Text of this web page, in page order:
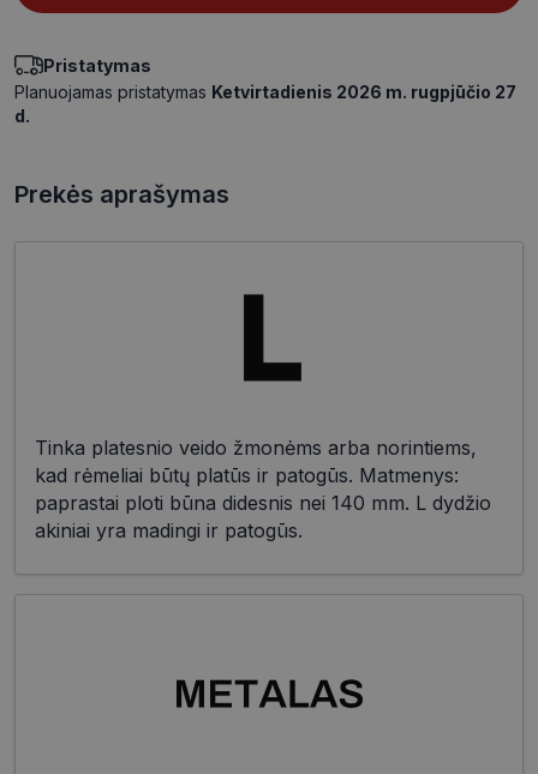
Pristatymas
Planuojamas pristatymas Ketvirtadienis 2026 m. rugpjūčio 27
d.
Prekės aprašymas
Tinka platesnio veido žmonėms arba norintiems,
kad rėmeliai būtų platūs ir patogūs. Matmenys:
paprastai ploti būna didesnis nei 140 mm. L dydžio
akiniai yra madingi ir patogūs.